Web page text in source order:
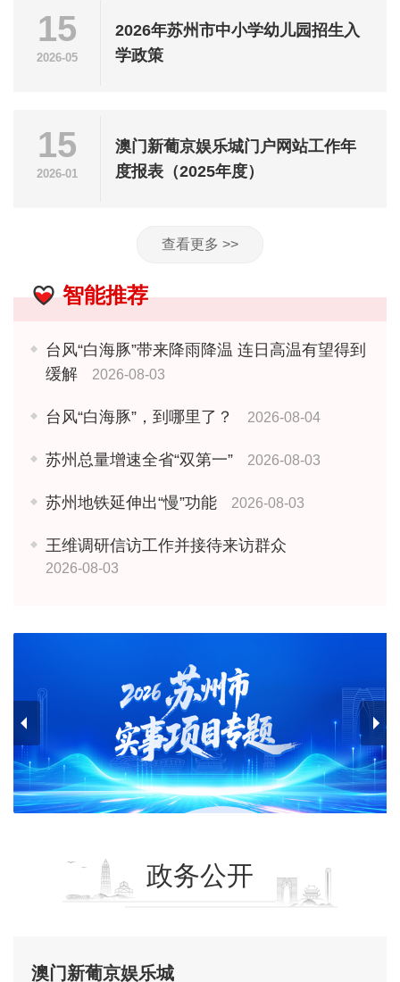
15
2026-05
2026年苏州市中小学幼儿园招生入
学政策
15
2026-01
澳门新葡京娱乐城门户网站工作年
度报表（2025年度）
查看更多 >>
智能推荐
台风“白海豚”带来降雨降温 连日高温有望得到
缓解
2026-08-03
台风“白海豚”，到哪里了？ 2026-08-04
苏州总量增速全省“双第一” 2026-08-03
苏州地铁延伸出“慢”功能 2026-08-03
王维调研信访工作并接待来访群众
2026-08-03
政务公开
澳门新葡京娱乐城